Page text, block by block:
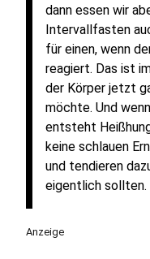
dann essen wir
Intervallfasten
für einen, wenn
reagiert. Das ist
der Körper jetzt
möchte. Und
entsteht
keine schlauen
und tendieren
eigentlich sollten.
Anzeige